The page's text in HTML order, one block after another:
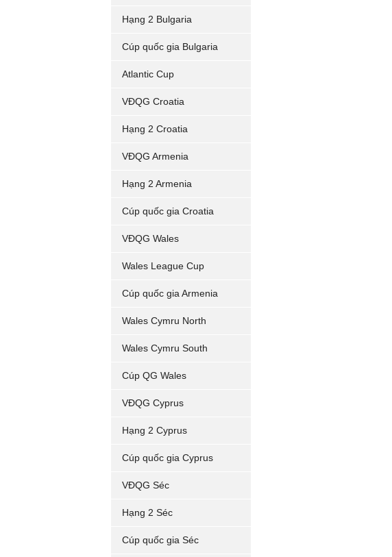
Hạng 2 Bulgaria
Cúp quốc gia Bulgaria
Atlantic Cup
VĐQG Croatia
Hạng 2 Croatia
VĐQG Armenia
Hạng 2 Armenia
Cúp quốc gia Croatia
VĐQG Wales
Wales League Cup
Cúp quốc gia Armenia
Wales Cymru North
Wales Cymru South
Cúp QG Wales
VĐQG Cyprus
Hạng 2 Cyprus
Cúp quốc gia Cyprus
VĐQG Séc
Hạng 2 Séc
Cúp quốc gia Séc